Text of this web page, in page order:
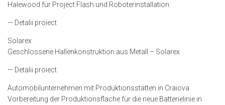
Halewood für Project Flash und Roboterinstallation
— Detalii proiect
Solarex
Geschlossene Hallenkonstruktion aus Metall – Solarex
— Detalii proiect
Automobilunternehmen mit Produktionsstätten in Craiova
Vorbereitung der Produktionsfläche für die neue Batterielinie in